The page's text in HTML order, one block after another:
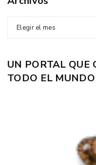
Elegir el mes
UN PORTAL QUE
TODO EL MUNDO